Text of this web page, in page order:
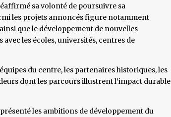
sa volonté de poursuivre sa
les projets annoncés figure notamment
que le développement de nouvelles
les écoles, universités, centres de
du centre, les partenaires historiques, les
dont les parcours illustrent l’impact durable
les ambitions de développement du